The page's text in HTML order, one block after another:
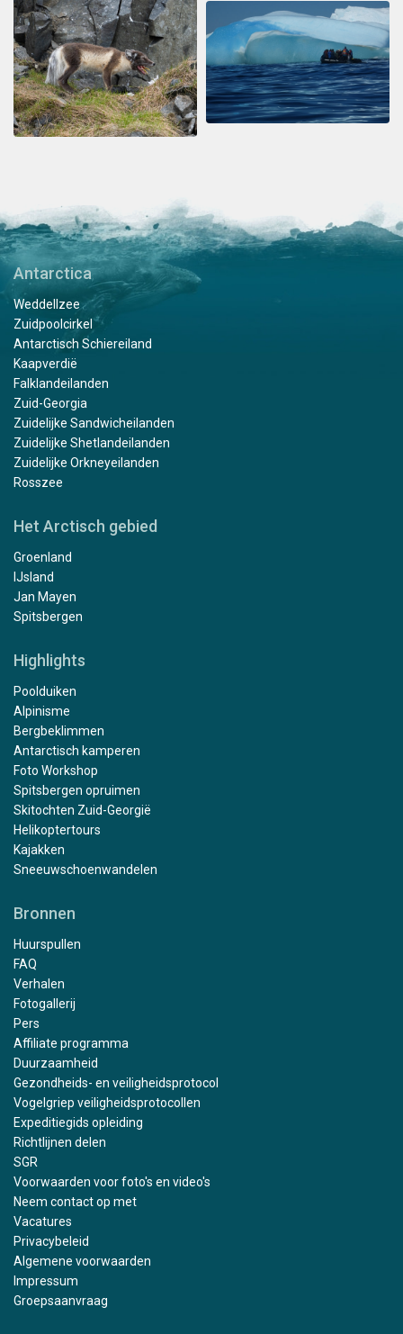
Antarctica
Weddellzee
Zuidpoolcirkel
Antarctisch Schiereiland
Kaapverdië
Falklandeilanden
Zuid-Georgia
Zuidelijke Sandwicheilanden
Zuidelijke Shetlandeilanden
Zuidelijke Orkneyeilanden
Rosszee
Het Arctisch gebied
Groenland
IJsland
Jan Mayen
Spitsbergen
Highlights
Poolduiken
Alpinisme
Bergbeklimmen
Antarctisch kamperen
Foto Workshop
Spitsbergen opruimen
Skitochten Zuid-Georgië
Helikoptertours
Kajakken
Sneeuwschoenwandelen
Bronnen
Huurspullen
FAQ
Verhalen
Fotogallerij
Pers
Affiliate programma
Duurzaamheid
Gezondheids- en veiligheidsprotocol
Vogelgriep veiligheidsprotocollen
Expeditiegids opleiding
Richtlijnen delen
SGR
Voorwaarden voor foto's en video's
Neem contact op met
Vacatures
Privacybeleid
Algemene voorwaarden
Impressum
Groepsaanvraag